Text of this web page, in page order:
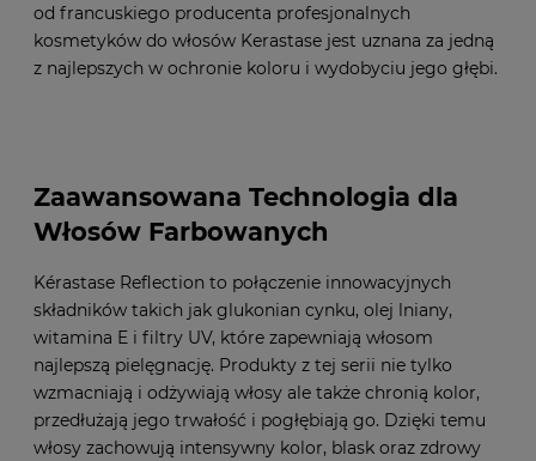
od francuskiego producenta profesjonalnych
kosmetyków do włosów Kerastase jest uznana za jedną
z najlepszych w ochronie koloru i wydobyciu jego głębi.
Zaawansowana Technologia dla
Włosów Farbowanych
Kérastase Reflection to połączenie innowacyjnych
składników takich jak glukonian cynku, olej lniany,
witamina E i filtry UV, które zapewniają włosom
najlepszą pielęgnację. Produkty z tej serii nie tylko
wzmacniają i odżywiają włosy ale także chronią kolor,
przedłużają jego trwałość i pogłębiają go. Dzięki temu
włosy zachowują intensywny kolor, blask oraz zdrowy